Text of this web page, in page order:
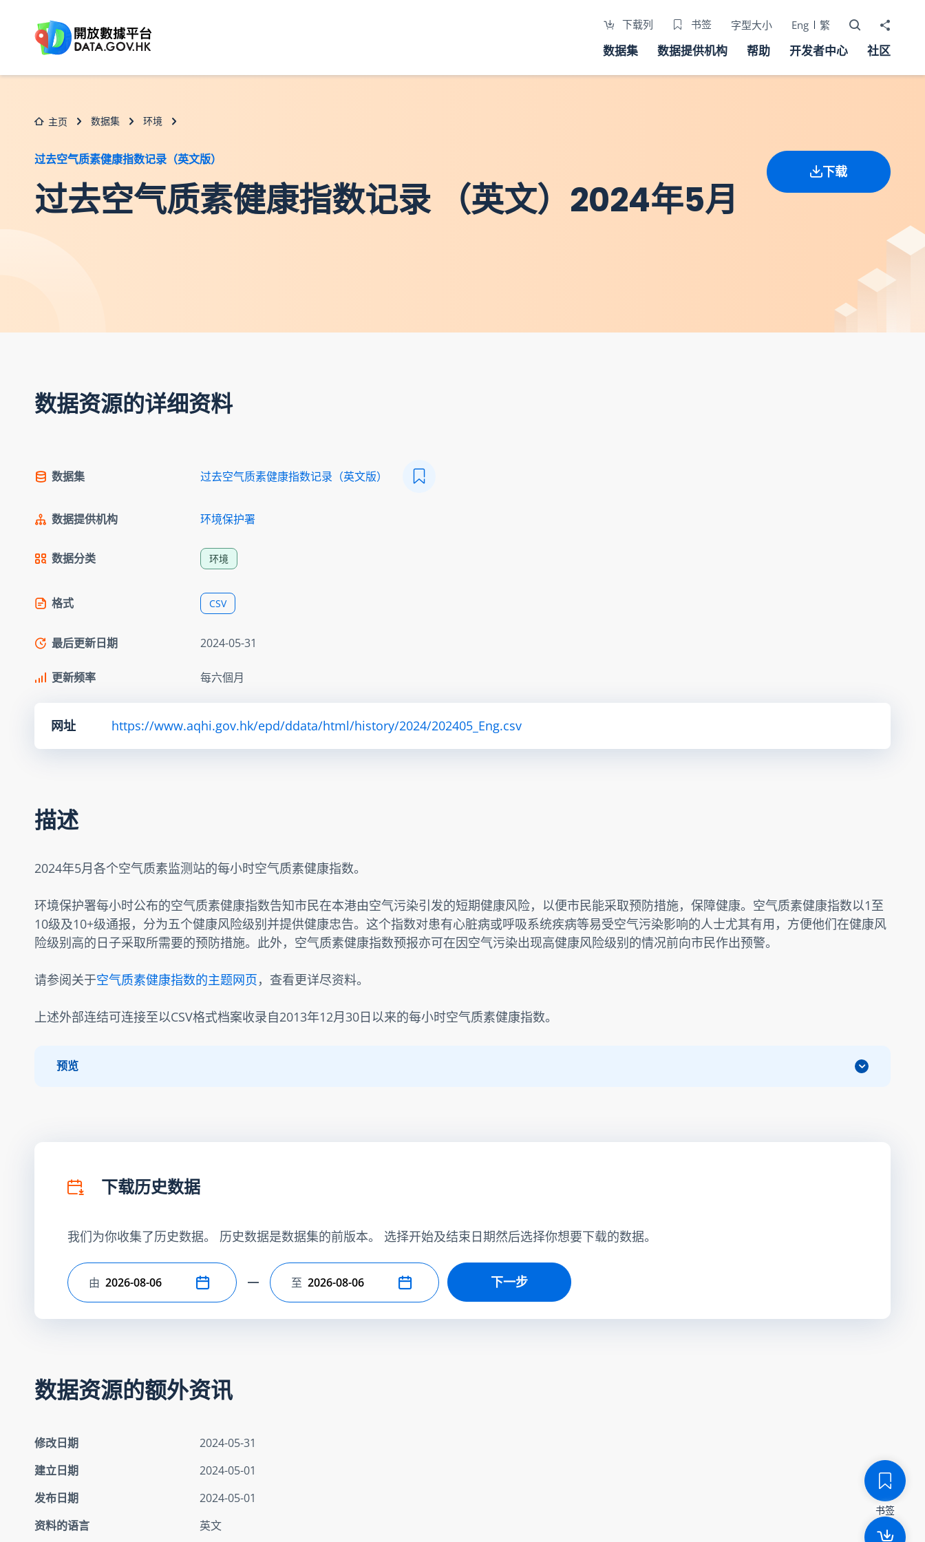
下载列 书签 字型大小 Eng 繁 打开搜寻器
分享至
数据集 数据提供机构 帮助 开发者中心 社区
主页 数据集 环境
过去空气质素健康指数记录（英文版）
过去空气质素健康指数记录 （英文）2024年5月
下载
数据资源的详细资料
数据集 过去空气质素健康指数记录（英文版）
数据提供机构 环境保护署
数据分类 环境
格式 CSV
最后更新日期 2024-05-31
更新频率 每六個月
网址 https://www.aqhi.gov.hk/epd/ddata/html/history/2024/202405_Eng.csv
描述
2024年5月各个空气质素监测站的每小时空气质素健康指数。
环境保护署每小时公布的空气质素健康指数告知市民在本港由空气污染引发的短期健康风险，以便市民能采取预防措施，保障健康。空气质素健康指数以1至
10级及10+级通报，分为五个健康风险级别并提供健康忠告。这个指数对患有心脏病或呼吸系统疾病等易受空气污染影响的人士尤其有用，方便他们在健康风
险级别高的日子采取所需要的预防措施。此外，空气质素健康指数预报亦可在因空气污染出现高健康风险级别的情况前向市民作出预警。
请参阅关于空气质素健康指数的主题网页，查看更详尽资料。
上述外部连结可连接至以CSV格式档案收录自2013年12月30日以来的每小时空气质素健康指数。
预览
下载历史数据
我们为你收集了历史数据。 历史数据是数据集的前版本。 选择开始及结束日期然后选择你想要下载的数据。
选择开始日期
由 选择结束日期
至 下一步
数据资源的额外资讯
修改日期
2024-05-31
建立日期
2024-05-01
发布日期
2024-05-01
资料的语言
英文
书签